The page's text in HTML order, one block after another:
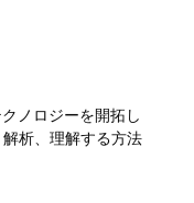
ノロジーを開拓し
析、理解する方法